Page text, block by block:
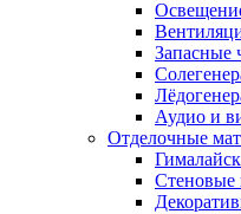
Запасные
Аудио и
Отделочные
Стеновые